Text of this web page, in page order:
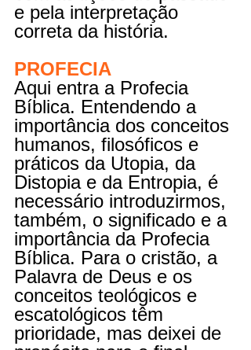
e pela interpretação
correta da história.
PROFECIA
Aqui entra a Profecia
Bíblica. Entendendo a
importância dos conceitos
humanos, filosóficos e
práticos da Utopia, da
Distopia e da Entropia, é
necessário introduzirmos,
também, o significado e a
importância da Profecia
Bíblica. Para o cristão, a
Palavra de Deus e os
conceitos teológicos e
escatológicos têm
prioridade, mas deixei de